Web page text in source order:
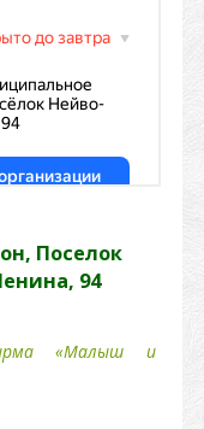
Поселок
94
«Малыш и